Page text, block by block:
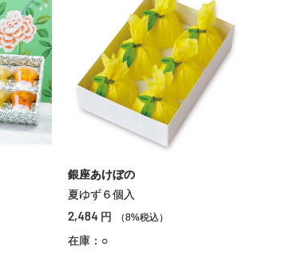
銀座あけぼの
夏ゆず６個入
2,484 円 （8%税込）
在庫：○